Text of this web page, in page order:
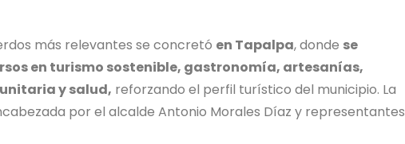
d
o
d
e
más relevantes se concretó en Tapalpa, donde se
en turismo sostenible, gastronomía, artesanías,
y salud, reforzando el perfil turístico del municipio. La
por el alcalde Antonio Morales Díaz y representantes